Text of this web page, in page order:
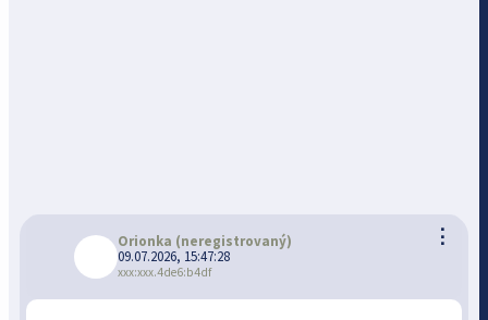
⋮
Orionka (neregistrovaný)
09.07.2026, 15:47:28
xxx:xxx.4de6:b4df